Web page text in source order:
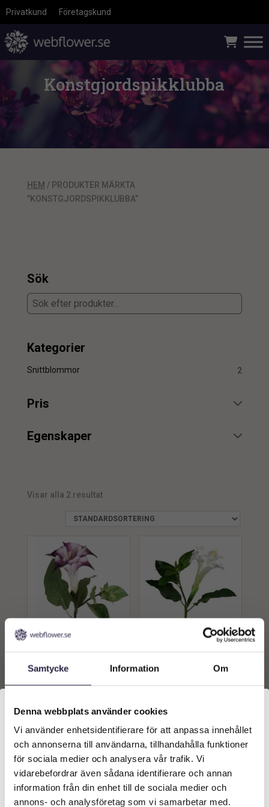
Samtycke Information Om
Denna webbplats använder cookies
Vi använder enhetsidentifierare för att anpassa innehållet
och annonserna till användarna, tillhandahålla funktioner
för sociala medier och analysera vår trafik. Vi
vidarebefordrar även sådana identifierare och annan
information från din enhet till de sociala medier och
annons- och analysföretag som vi samarbetar med.
Privatkund Företagskund
Konstgjordspikklubba
HEM / PRODUKTER MÄRKTA
”KONSTGJORDSPIKKLUBBA”
Sök
Kategorier
Snittblommor 2
Pris
min.
min.
Egenskaper
Visar alla 2 resultat
beständig 53 cm
Från:229
Lägg till i
varukorg
beständig 53 cm
varukorg
Välkommen till Webflower
Vilken typ av kund är du? Du kan alltid justera ditt val
längst upp på sidan.
Företagskund (exkl. moms)